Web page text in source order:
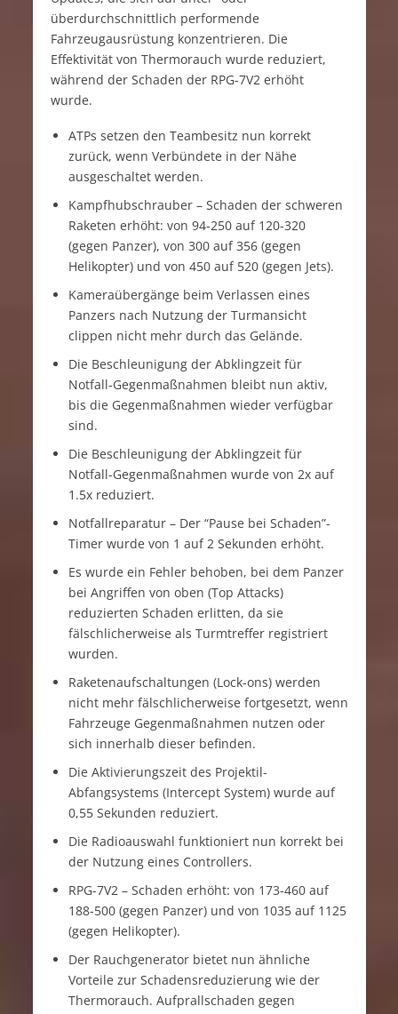
überdurchschnittlich performende
Fahrzeugausrüstung konzentrieren. Die
Effektivität von Thermorauch wurde reduziert,
während der Schaden der RPG-7V2 erhöht
wurde.
ATPs setzen den Teambesitz nun korrekt
zurück, wenn Verbündete in der Nähe
ausgeschaltet werden.
Kampfhubschrauber – Schaden der schweren
Raketen erhöht: von 94-250 auf 120-320
(gegen Panzer), von 300 auf 356 (gegen
Helikopter) und von 450 auf 520 (gegen Jets).
Kameraübergänge beim Verlassen eines
Panzers nach Nutzung der Turmansicht
clippen nicht mehr durch das Gelände.
Die Beschleunigung der Abklingzeit für
Notfall-Gegenmaßnahmen bleibt nun aktiv,
bis die Gegenmaßnahmen wieder verfügbar
sind.
Die Beschleunigung der Abklingzeit für
Notfall-Gegenmaßnahmen wurde von 2x auf
1.5x reduziert.
Notfallreparatur – Der “Pause bei Schaden”-
Timer wurde von 1 auf 2 Sekunden erhöht.
Es wurde ein Fehler behoben, bei dem Panzer
bei Angriffen von oben (Top Attacks)
reduzierten Schaden erlitten, da sie
fälschlicherweise als Turmtreffer registriert
wurden.
Raketenaufschaltungen (Lock-ons) werden
nicht mehr fälschlicherweise fortgesetzt, wenn
Fahrzeuge Gegenmaßnahmen nutzen oder
sich innerhalb dieser befinden.
Die Aktivierungszeit des Projektil-
Abfangsystems (Intercept System) wurde auf
0,55 Sekunden reduziert.
Die Radioauswahl funktioniert nun korrekt bei
der Nutzung eines Controllers.
RPG-7V2 – Schaden erhöht: von 173-460 auf
188-500 (gegen Panzer) und von 1035 auf 1125
(gegen Helikopter).
Der Rauchgenerator bietet nun ähnliche
Vorteile zur Schadensreduzierung wie der
Thermorauch. Aufprallschaden gegen